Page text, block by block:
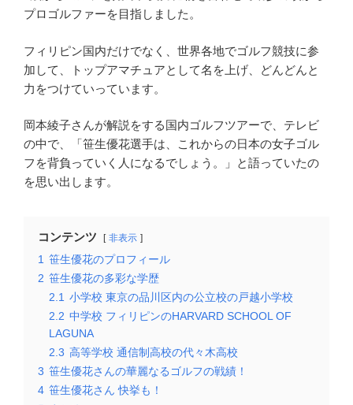
プロゴルファーを目指しました。
フィリピン国内だけでなく、世界各地でゴルフ競技に参
加して、トップアマチュアとして名を上げ、どんどんと
力をつけていっています。
岡本綾子さんが解説をする国内ゴルフツアーで、テレビ
の中で、「笹生優花選手は、これからの日本の女子ゴル
フを背負っていく人になるでしょう。」と語っていたの
を思い出します。
コンテンツ 非表示
1 笹生優花のプロフィール
2 笹生優花の多彩な学歴
2.1 小学校 東京の品川区内の公立校の戸越小学校
2.2 中学校 フィリピンのHARVARD SCHOOL OF
LAGUNA
2.3 高等学校 通信制高校の代々木高校
3 笹生優花さんの華麗なるゴルフの戦績！
4 笹生優花さん 快挙も！